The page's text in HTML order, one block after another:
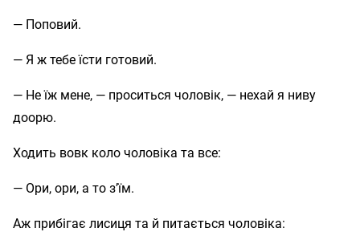
— Поповий.
— Я ж тебе їсти готовий.
— Не їж мене, — проситься чоловік, — нехай я ниву
доорю.
Ходить вовк коло чоловіка та все:
— Ори, ори, а то з’їм.
Аж прибігає лисиця та й питається чоловіка: